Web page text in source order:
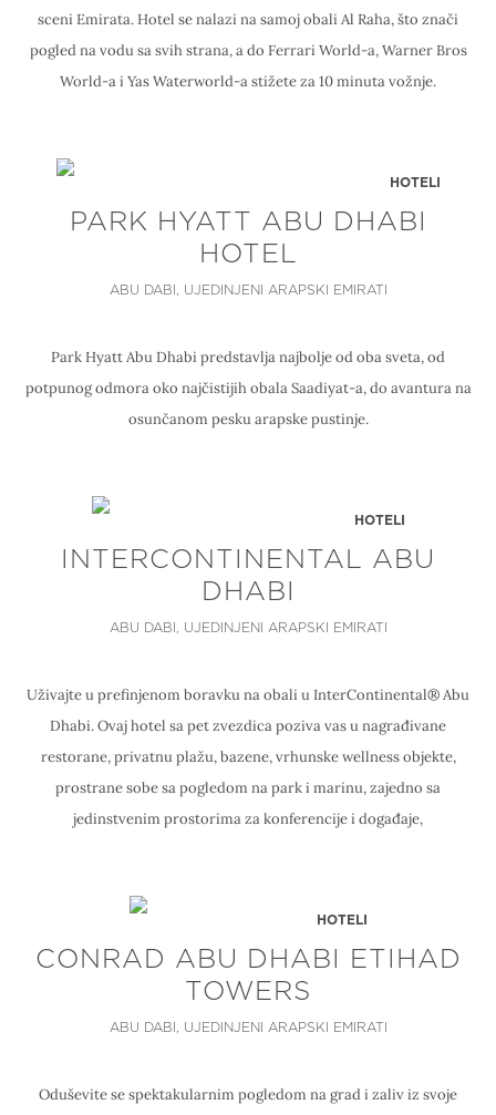
sceni Emirata. Hotel se nalazi na samoj obali Al Raha, što znači
pogled na vodu sa svih strana, a do Ferrari World-a, Warner Bros
World-a i Yas Waterworld-a stižete za 10 minuta vožnje.
HOTELI
PARK HYATT ABU DHABI
HOTEL
ABU DABI, UJEDINJENI ARAPSKI EMIRATI
Park Hyatt Abu Dhabi predstavlja najbolje od oba sveta, od
potpunog odmora oko najčistijih obala Saadiyat-a, do avantura na
osunčanom pesku arapske pustinje.
HOTELI
INTERCONTINENTAL ABU
DHABI
ABU DABI, UJEDINJENI ARAPSKI EMIRATI
Uživajte u prefinjenom boravku na obali u InterContinental® Abu
Dhabi. Ovaj hotel sa pet zvezdica poziva vas u nagrađivane
restorane, privatnu plažu, bazene, vrhunske wellness objekte,
prostrane sobe sa pogledom na park i marinu, zajedno sa
jedinstvenim prostorima za konferencije i događaje,
HOTELI
CONRAD ABU DHABI ETIHAD
TOWERS
ABU DABI, UJEDINJENI ARAPSKI EMIRATI
Oduševite se spektakularnim pogledom na grad i zaliv iz svoje